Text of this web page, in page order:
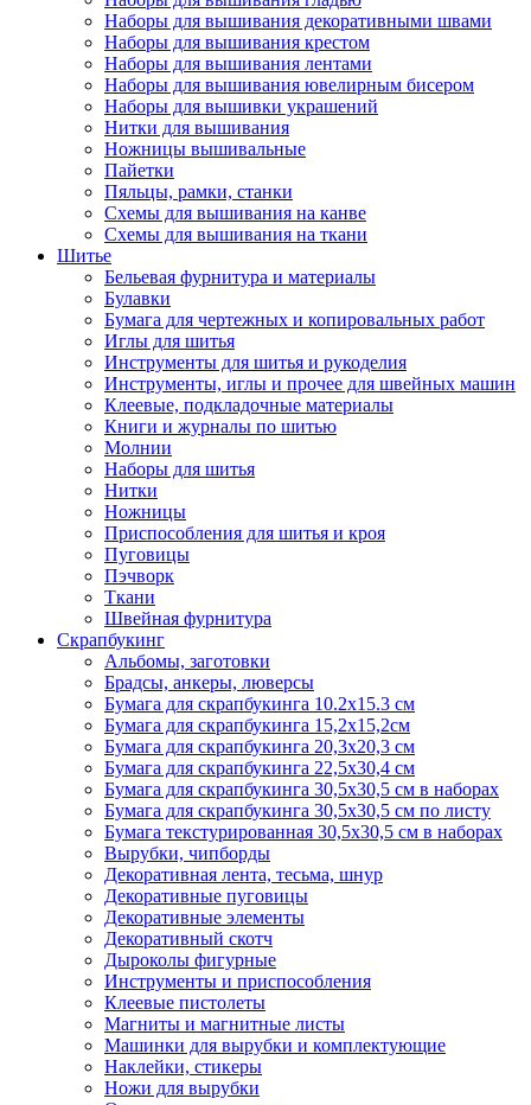
Наборы для вышивания декоративными швами
Наборы для вышивания крестом
Наборы для вышивания лентами
Наборы для вышивания ювелирным бисером
Наборы для вышивки украшений
Нитки для вышивания
Ножницы вышивальные
Пайетки
Пяльцы, рамки, станки
Схемы для вышивания на канве
Схемы для вышивания на ткани
Шитье
Бельевая фурнитура и материалы
Булавки
Бумага для чертежных и копировальных работ
Иглы для шитья
Инструменты для шитья и рукоделия
Инструменты, иглы и прочее для швейных машин
Клеевые, подкладочные материалы
Книги и журналы по шитью
Молнии
Наборы для шитья
Нитки
Ножницы
Приспособления для шитья и кроя
Пуговицы
Пэчворк
Ткани
Швейная фурнитура
Скрапбукинг
Альбомы, заготовки
Брадсы, анкеры, люверсы
Бумага для скрапбукинга 10.2х15.3 см
Бумага для скрапбукинга 15,2х15,2см
Бумага для скрапбукинга 20,3х20,3 см
Бумага для скрапбукинга 22,5х30,4 см
Бумага для скрапбукинга 30,5х30,5 см в наборах
Бумага для скрапбукинга 30,5х30,5 см по листу
Бумага текстурированная 30,5х30,5 см в наборах
Вырубки, чипборды
Декоративная лента, тесьма, шнур
Декоративные пуговицы
Декоративные элементы
Декоративный скотч
Дыроколы фигурные
Инструменты и приспособления
Клеевые пистолеты
Магниты и магнитные листы
Машинки для вырубки и комплектующие
Наклейки, стикеры
Ножи для вырубки